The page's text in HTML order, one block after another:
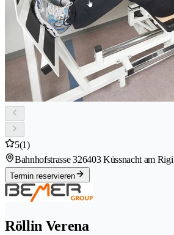
5(1)
Bahnhofstrasse 326403 Küssnacht am Rigi
Termin reservieren
Röllin Verena